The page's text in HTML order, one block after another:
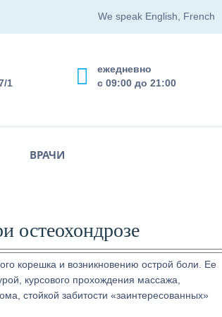
We speak English, French
ежедневно
с 09:00 до 21:00
1
ВРАЧИ
остеохондрозе
корешка и возникновению острой боли. Ее
курсового прохождения массажа,
стойкой забитости «заинтересованных»